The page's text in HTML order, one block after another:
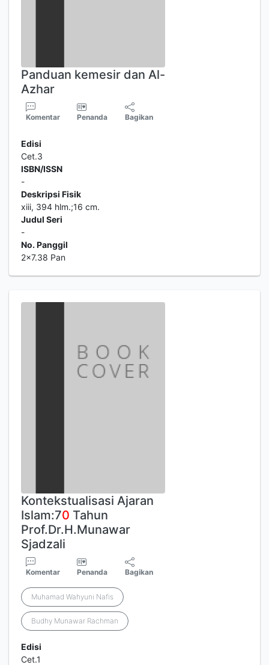
Panduan kemesir dan Al-
Azhar
Komentar Penanda Bagikan
Edisi
Cet.3
ISBN/ISSN
-
Deskripsi Fisik
xiii, 394 hlm.;16 cm.
Judul Seri
-
No. Panggil
2x7.38 Pan
Kontekstualisasi Ajaran
Islam:70 Tahun
Prof.Dr.H.Munawar
Sjadzali
Komentar Penanda Bagikan
Muhamad Wahyuni Nafis
Budhy Munawar Rachman
Edisi
Cet.1